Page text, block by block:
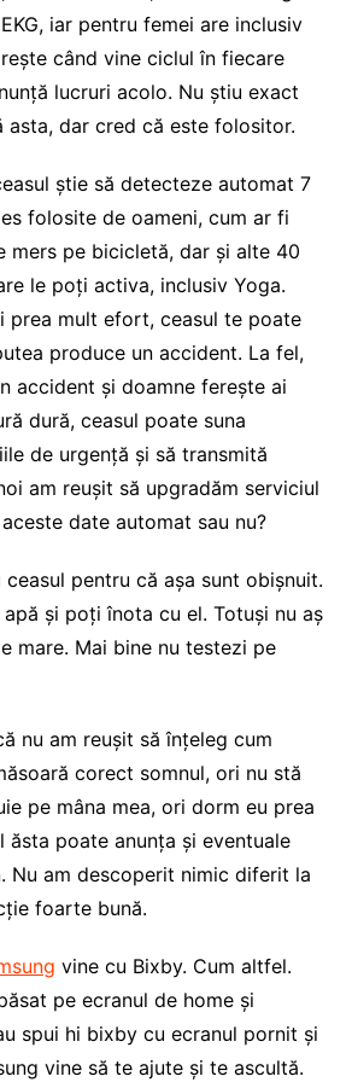
iar pentru femei are inclusiv
când vine ciclul în fiecare
lucruri acolo. Nu știu exact
asta, dar cred că este folositor.
știe să detecteze automat 7
folosite de oameni, cum ar fi
mers pe bicicletă, dar și alte 40
le poți activa, inclusiv Yoga.
prea mult efort, ceasul te poate
produce un accident. La fel,
accident și doamne ferește ai
dură, ceasul poate suna
de urgență și să transmită
am reușit să upgradăm serviciul
date automat sau nu?
pentru că așa sunt obișnuit.
și poți înota cu el. Totuși nu aș
mare. Mai bine nu testezi pe
nu am reușit să înțeleg cum
corect somnul, ori nu stă
pe mâna mea, ori dorm eu prea
ăsta poate anunța și eventuale
Nu am descoperit nimic diferit la
foarte bună.
vine cu Bixby. Cum altfel.
pe ecranul de home și
spui hi bixby cu ecranul pornit și
vine să te ajute și te ascultă.